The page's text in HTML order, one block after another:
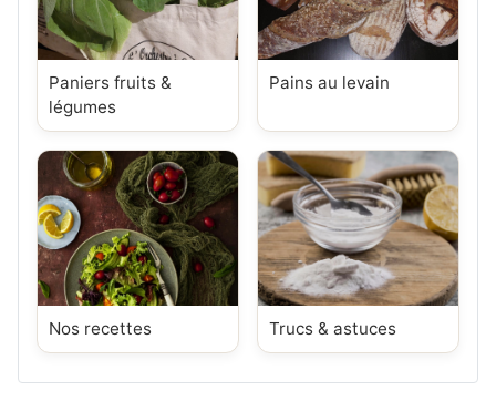
Paniers fruits &
légumes
Pains au levain
Nos recettes Trucs & astuces